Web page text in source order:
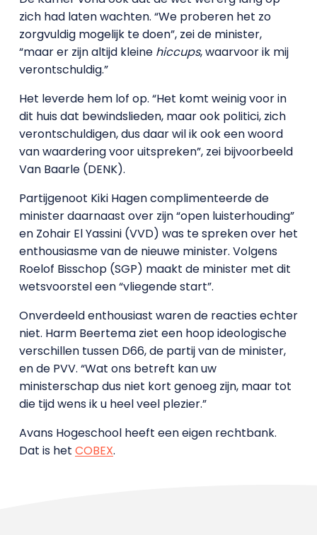
zich had laten wachten. “We proberen het zo
zorgvuldig mogelijk te doen”, zei de minister,
“maar er zijn altijd kleine hiccups, waarvoor ik mij
verontschuldig.”
Het leverde hem lof op. “Het komt weinig voor in
dit huis dat bewindslieden, maar ook politici, zich
verontschuldigen, dus daar wil ik ook een woord
van waardering voor uitspreken”, zei bijvoorbeeld
Van Baarle (DENK).
Partijgenoot Kiki Hagen complimenteerde de
minister daarnaast over zijn “open luisterhouding”
en Zohair El Yassini (VVD) was te spreken over het
enthousiasme van de nieuwe minister. Volgens
Roelof Bisschop (SGP) maakt de minister met dit
wetsvoorstel een “vliegende start”.
Onverdeeld enthousiast waren de reacties echter
niet. Harm Beertema ziet een hoop ideologische
verschillen tussen D66, de partij van de minister,
en de PVV. “Wat ons betreft kan uw
ministerschap dus niet kort genoeg zijn, maar tot
die tijd wens ik u heel veel plezier.”
Avans Hogeschool heeft een eigen rechtbank.
Dat is het COBEX.